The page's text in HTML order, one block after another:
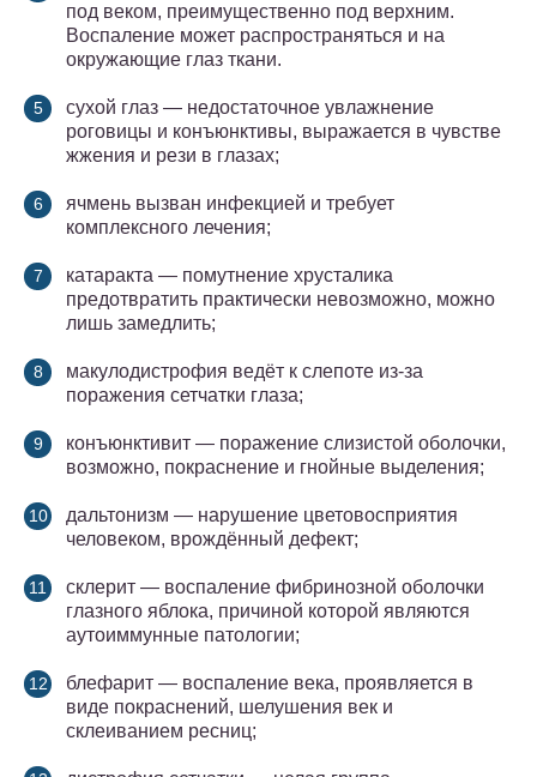
под веком, преимущественно под верхним.
Воспаление может распространяться и на
окружающие глаз ткани.
сухой глаз — недостаточное увлажнение
роговицы и конъюнктивы, выражается в чувстве
жжения и рези в глазах;
ячмень вызван инфекцией и требует
комплексного лечения;
катаракта — помутнение хрусталика
предотвратить практически невозможно, можно
лишь замедлить;
макулодистрофия ведёт к слепоте из-за
поражения сетчатки глаза;
конъюнктивит — поражение слизистой оболочки,
возможно, покраснение и гнойные выделения;
дальтонизм — нарушение цветовосприятия
человеком, врождённый дефект;
склерит — воспаление фибринозной оболочки
глазного яблока, причиной которой являются
аутоиммунные патологии;
блефарит — воспаление века, проявляется в
виде покраснений, шелушения век и
склеиванием ресниц;